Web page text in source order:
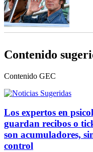
Contenido
Contenido GEC
Los expertos en
guardan recibos o
son acumuladores,
control